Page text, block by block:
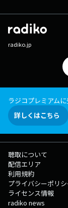
radiko.jp
ラジコプレミアム
詳しくはこちら
聴取について
配信エリア
利用規約
プライバシーポリ
ライセンス情報
radiko news